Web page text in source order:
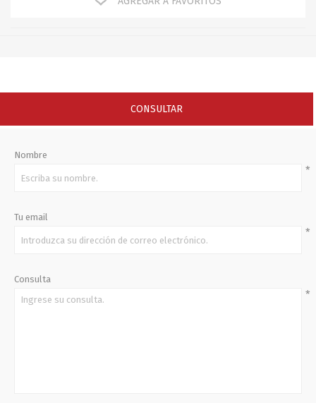
CONSULTAR
Nombre
*
Tu email
*
Consulta
*